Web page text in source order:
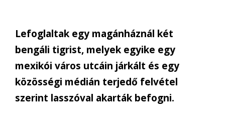
Lefoglaltak egy magánháznál két
bengáli tigrist, melyek egyike egy
mexikói város utcáin járkált és egy
közösségi médián terjedő felvétel
szerint lasszóval akarták befogni.